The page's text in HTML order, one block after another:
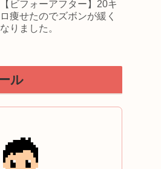
【ビフォーアフター】20キ
ロ痩せたのでズボンが緩く
なりました。
ル